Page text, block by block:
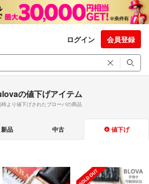
ログイン 会員登録
の値下げアイテム
時より値下げされたブローバの商品
新品 中古 値下げ